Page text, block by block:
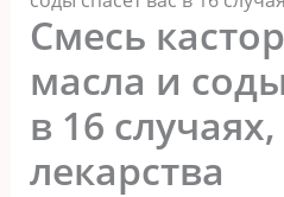
Смесь
масла и
в 16
лекарства